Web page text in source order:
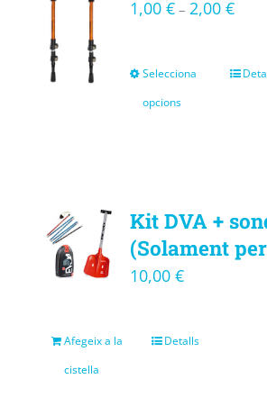
1,00 €– 2,00 €
Selecciona
opcions
Kit DVA +
(Solament
10,00 €
Afegeix a la
cistella
Detalls